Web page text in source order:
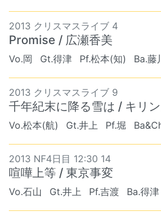
2013 クリスマスライブ 4
Promise / 広瀬香美
Vo.岡 Gt.得津 Pf.松本(知) Ba.藤
2013 クリスマスライブ 9
千年紀末に降る雪は / キリ
Vo.松本(航) Gt.井上 Pf.堀
2013 NF4日目 12:30 14
喧嘩上等 / 東京事変
Vo.石山 Gt.井上 Pf.吉渡 Ba.得津